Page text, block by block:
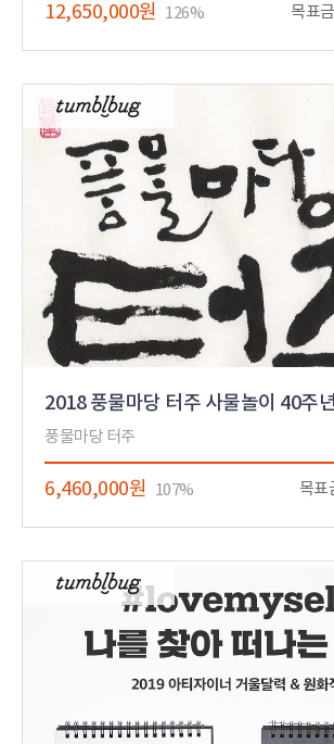
12,650,000원 126% 목표
2018 풍물마당 터주 사물놀이 40주
풍물마당 터주
6,460,000원 107% 목표